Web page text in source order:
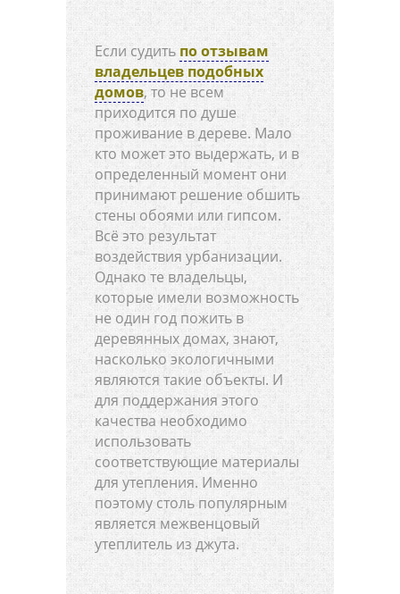
Если судить по отзывам
владельцев подобных
домов, то не всем
приходится по душе
проживание в дереве. Мало
кто может это выдержать, и в
определенный момент они
принимают решение обшить
стены обоями или гипсом.
Всё это результат
воздействия урбанизации.
Однако те владельцы,
которые имели возможность
не один год пожить в
деревянных домах, знают,
насколько экологичными
являются такие объекты. И
для поддержания этого
качества необходимо
использовать
соответствующие материалы
для утепления. Именно
поэтому столь популярным
является межвенцовый
утеплитель из джута.